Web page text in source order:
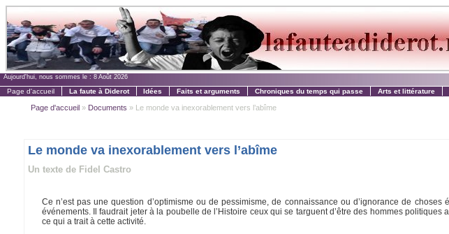
Aujourd'hui, nous sommes le : 8 Août 2026
Page d'accueil La faute à Diderot Idées Faits et arguments Chroniques du temps qui passe Arts et littérature
Page d'accueil» Documents » Le monde va inexorablement vers l’abîme
Le monde va inexorablement vers l’abîme
Un texte de Fidel Castro
Ce n’est pas une question d’optimisme ou de pessimisme, de connaissance ou d’ignorance de
événements. Il faudrait jeter à la poubelle de l’Histoire ceux qui se targuent d’être des hommes
ce qui a trait à cette activité.